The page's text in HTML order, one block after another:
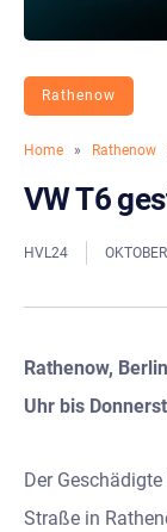
Rathenow
Home » Rathenow
VW T6
HVL24
Rathenow,
Uhr bis
Der
Straße in